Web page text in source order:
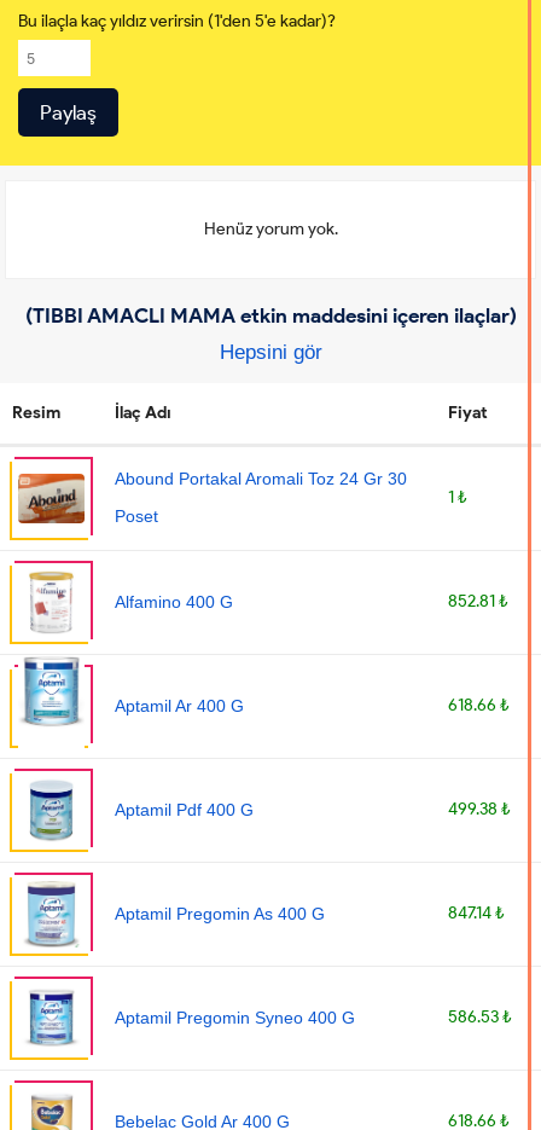
Bu ilaçla kaç yıldız verirsin (1'den 5'e kadar)?
Henüz yorum yok.
(TIBBI AMACLI MAMA etkin maddesini içeren ilaçlar)
Hepsini gör
Resim İlaç Adı Fiyat
Abound Portakal Aromali Toz 24 Gr 30
Poset
1 ₺
Alfamino 400 G 852.81 ₺
Aptamil Ar 400 G 618.66 ₺
Aptamil Pdf 400 G 499.38 ₺
Aptamil Pregomin As 400 G 847.14 ₺
Aptamil Pregomin Syneo 400 G 586.53 ₺
Bebelac Gold Ar 400 G 618.66 ₺